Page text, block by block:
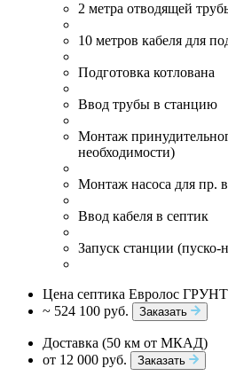
2 метра отводящей
10 метров кабеля для
Подготовка котлована
Ввод трубы в станцию
Монтаж
необходимости)
Монтаж насоса для пр.
Ввод кабеля в септик
Запуск станции (пуско-
Цена септика Евролос
~ 524 100 руб.
Заказать
Доставка (50 км от МКАД)
от 12 000 руб.
Заказать